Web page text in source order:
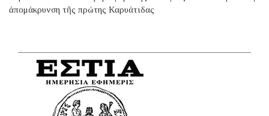
ἀπομάκρυνση τῆς πρώτης Καρυάτιδας